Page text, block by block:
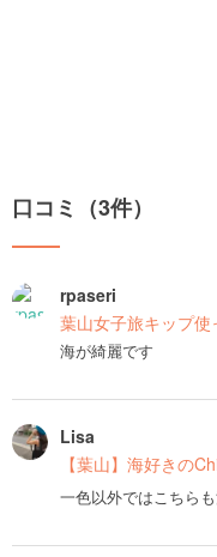
口コミ（3件）
rpaseri
葉山女子旅キップ使
海が綺麗です
Lisa
【葉山】海好きの
一色以外ではこちらも